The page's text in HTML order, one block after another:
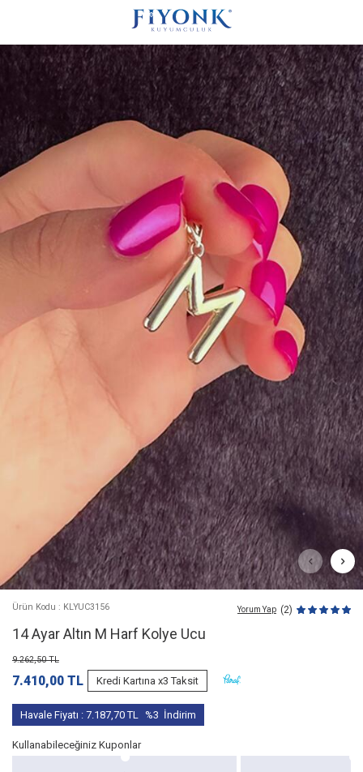
Ürün Kodu : KLYUC3156 Yorum Yap (2)
14 Ayar Altın M Harf Kolye Ucu
9.262,50TL
7.410,00 TL Kredi Kartına x3 Taksit
Havale Fiyatı : 7.187,70TL %3 İndirim
Kullanabileceğiniz Kuponlar